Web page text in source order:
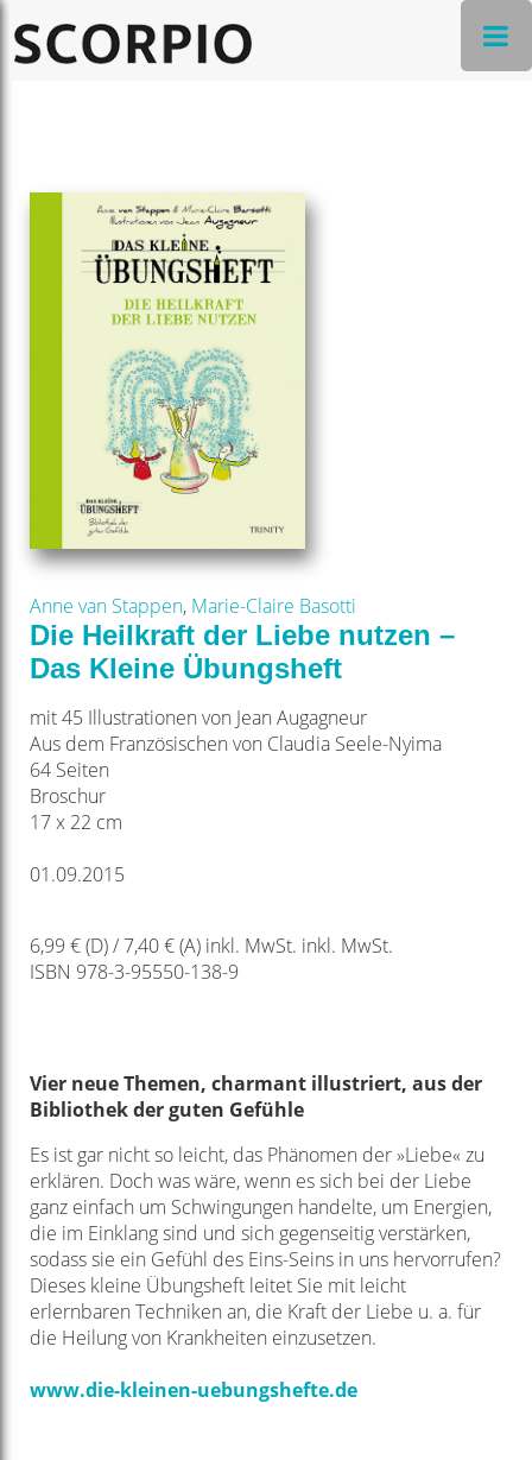
Anne van Stappen, Marie-Claire Basotti
Die Heilkraft der Liebe nutzen –
Das Kleine Übungsheft
mit 45 Illustrationen von Jean Augagneur
Aus dem Französischen von Claudia Seele-Nyima
64 Seiten
Broschur
17 x 22 cm
01.09.2015
6,99 € (D) / 7,40 € (A) inkl. MwSt. inkl. MwSt.
ISBN 978-3-95550-138-9
Vier neue Themen, charmant illustriert, aus der
Bibliothek der guten Gefühle
Es ist gar nicht so leicht, das Phänomen der »Liebe« zu
erklären. Doch was wäre, wenn es sich bei der Liebe
ganz einfach um Schwingungen handelte, um Energien,
die im Einklang sind und sich gegenseitig verstärken,
sodass sie ein Gefühl des Eins-Seins in uns hervorrufen?
Dieses kleine Übungsheft leitet Sie mit leicht
erlernbaren Techniken an, die Kraft der Liebe u. a. für
die Heilung von Krankheiten einzusetzen.
www.die-kleinen-uebungshefte.de